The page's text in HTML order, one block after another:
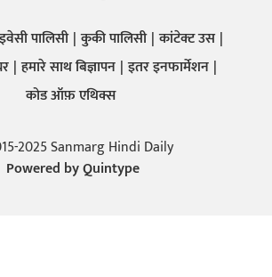
पालिसी कुकी पालिसी कांटेक्ट उस
हमारे साथ बिज्ञापन इतर इनफार्मेशन
कोड ऑफ़ एथिक्स
2025 Sanmarg Hindi Daily
Powered byQuintype